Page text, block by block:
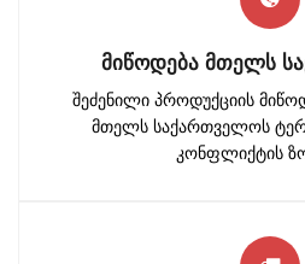
ᲛᲘᲬᲝᲓᲔᲑᲐ ᲛᲗᲔᲚᲡ
შეძენილი პროდუქციის
მთელს საქართველოს
კონფლიქტის